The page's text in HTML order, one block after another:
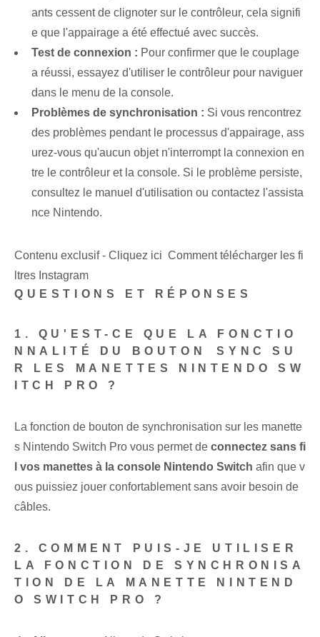
ants cessent de clignoter sur le contrôleur, cela signifi
e que l'appairage a été effectué avec succès.
Test de connexion : Pour confirmer que le couplage
a réussi, essayez d'utiliser le contrôleur pour naviguer
dans le menu de la console.
Problèmes de synchronisation : Si vous rencontrez
des problèmes pendant le processus d'appairage, ass
urez-vous qu'aucun objet n'interrompt la connexion en
tre le contrôleur et la console. Si le problème persiste,
consultez le manuel d'utilisation ou contactez l'assista
nce Nintendo.
Contenu exclusif - Cliquez ici Comment télécharger les fi
ltres Instagram
QUESTIONS ET RÉPONSES
1. QU'EST-CE QUE LA FONCTIO
NNALITÉ DU BOUTON ⁢SYNC SU
R LES MANETTES NINTENDO SW
ITCH PRO ?
La fonction de bouton de synchronisation⁣ sur les manette
s Nintendo Switch⁣ Pro vous permet de connectez sans fi
l vos manettes à la console Nintendo Switch afin que v
ous puissiez jouer confortablement sans avoir besoin de
câbles.
2. COMMENT PUIS-JE UTILISER
LA FONCTION DE SYNCHRONISA
TION DE LA MANETTE NINTEND
O SWITCH PRO ?